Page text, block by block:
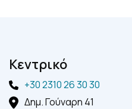
Kεντρικό
+30 2310 26 30 30
Δημ. Γούναρη 41